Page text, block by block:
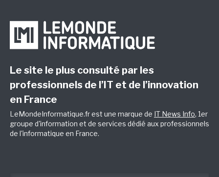
Le site le plus consulté par les
professionnels de l’IT et de l’innovation
en France
LeMondeInformatique.fr est une marque de IT News Info, 1er
groupe d'information et de services dédié aux professionnels
de l'informatique en France.